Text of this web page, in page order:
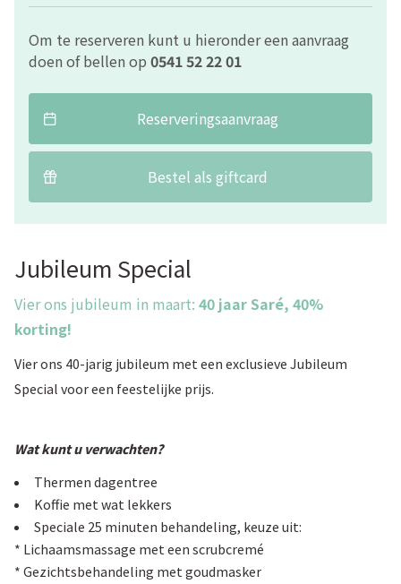
Jubileum Special
Vier ons jubileum in maart: 40 jaar Saré, 40%
korting!
Vier ons 40-jarig jubileum met een exclusieve Jubileum
Special voor een feestelijke prijs.
Wat kunt u verwachten?
Thermen dagentree
Koffie met wat lekkers
Speciale 25 minuten behandeling, keuze uit:
* Lichaamsmassage met een scrubcremé
* Gezichtsbehandeling met goudmasker
Om te reserveren kunt u hieronder een aanvraag
doen of bellen op 0541 52 22 01
Reserveringsaanvraag
Bestel als giftcard